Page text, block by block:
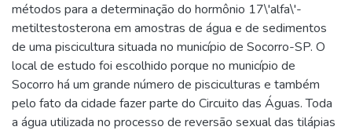
métodos para a determinação do hormônio 17\'alfa\'-
metiltestosterona em amostras de água e de sedimentos
de uma piscicultura situada no município de Socorro-SP. O
local de estudo foi escolhido porque no município de
Socorro há um grande número de pisciculturas e também
pelo fato da cidade fazer parte do Circuito das Águas. Toda
a água utilizada no processo de reversão sexual das tilápias